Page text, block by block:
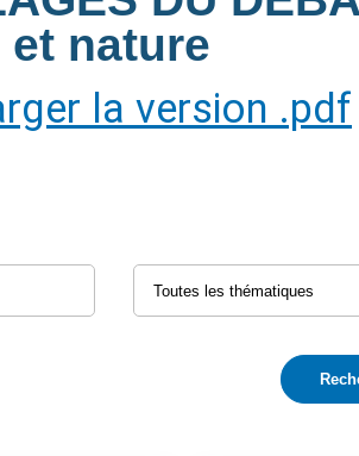
nature
la version .pdf